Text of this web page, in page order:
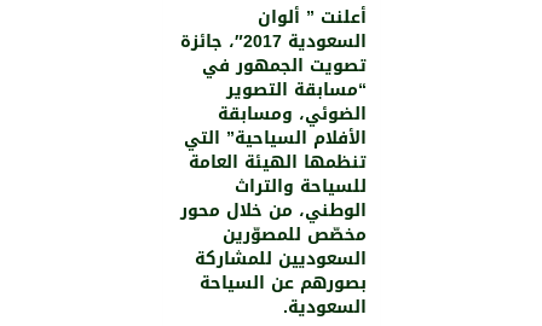
أعلنت ” ألوان
السعودية 2017″، جائزة
تصويت الجمهور في
“مسابقة التصوير
الضوئي، ومسابقة
الأفلام السياحية” التي
تنظمها الهيئة العامة
للسياحة والتراث
الوطني، من خلال محور
مخصّص للمصوّرين
السعوديين للمشاركة
بصورهم عن السياحة
السعودية.